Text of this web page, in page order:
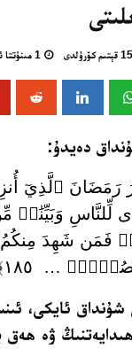
كۆرۈلدى 1 مىنۇتتا ئوقۇپ بولالايسىز
دەيدۇ:
ٱلَّذِيٓ
لِّلنَّاسِ وَبَيِّنَٰتٖ
شَهِدَ
… ١٨٥﴾
شۇنداق ئايكى،
ۋە ھەق